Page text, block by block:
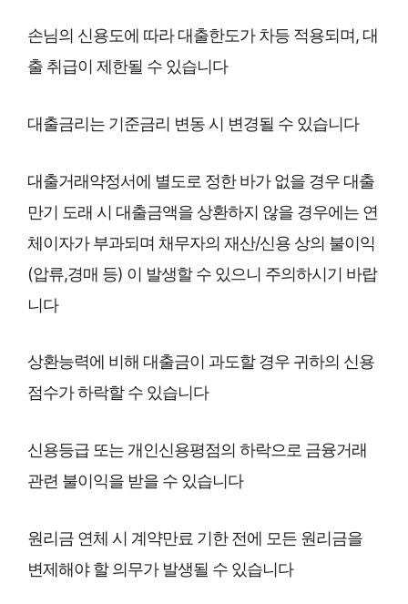
손님의 신용도에 따라 대출한도가 차등 적용되며, 대
출 취급이 제한될 수 있습니다
대출금리는 기준금리 변동 시 변경될 수 있습니다
대출거래약정서에 별도로 정한 바가 없을 경우 대출
만기 도래 시 대출금액을 상환하지 않을 경우에는 연
체이자가 부과되며 채무자의 재산/신용 상의 불이익
(압류,경매 등) 이 발생할 수 있으니 주의하시기 바랍
니다
상환능력에 비해 대출금이 과도할 경우 귀하의 신용
점수가 하락할 수 있습니다
신용등급 또는 개인신용평점의 하락으로 금융거래
관련 불이익을 받을 수 있습니다
원리금 연체 시 계약만료 기한 전에 모든 원리금을
변제해야 할 의무가 발생될 수 있습니다